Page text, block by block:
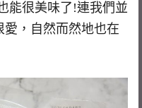
能很美味了!連我們並
，自然而然地也在